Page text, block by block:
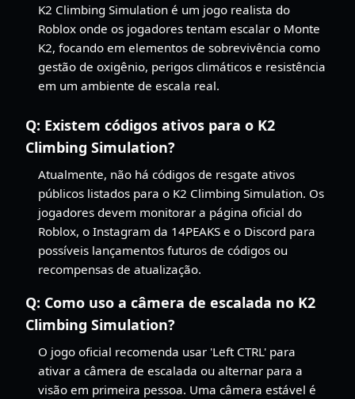
K2 Climbing Simulation é um jogo realista do
Roblox onde os jogadores tentam escalar o Monte
K2, focando em elementos de sobrevivência como
gestão de oxigênio, perigos climáticos e resistência
em um ambiente de escala real.
Q: Existem códigos ativos para o K2
Climbing Simulation?
Atualmente, não há códigos de resgate ativos
públicos listados para o K2 Climbing Simulation. Os
jogadores devem monitorar a página oficial do
Roblox, o Instagram da 14PEAKS e o Discord para
possíveis lançamentos futuros de códigos ou
recompensas de atualização.
Q: Como uso a câmera de escalada no K2
Climbing Simulation?
O jogo oficial recomenda usar 'Left CTRL' para
ativar a câmera de escalada ou alternar para a
visão em primeira pessoa. Uma câmera estável é